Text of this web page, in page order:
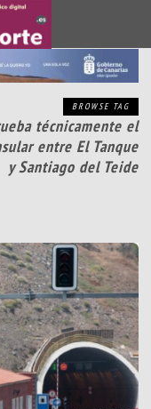
BROWSE TAG
técnicamente el
entre El Tanque
y Santiago del Teide